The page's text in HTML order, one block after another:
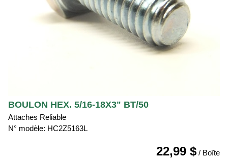
BOULON HEX. 5/16-18X3" BT/50
Attaches Reliable
N° modèle: HC2Z5163L
22,99 $ / Boîte